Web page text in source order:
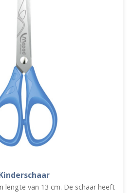
lengte van 13 cm. De schaar heeft